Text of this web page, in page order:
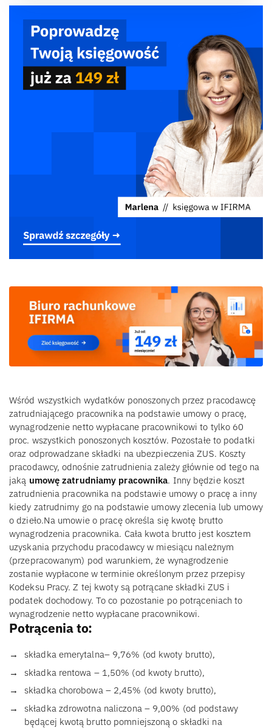
Wśród wszystkich wydatków ponoszonych przez pracodawcę
zatrudniającego pracownika na podstawie umowy o pracę,
wynagrodzenie netto wypłacane pracownikowi to tylko 60
proc. wszystkich ponoszonych kosztów. Pozostałe to podatki
oraz odprowadzane składki na ubezpieczenia ZUS. Koszty
pracodawcy, odnośnie zatrudnienia zależy głównie od tego na
jaką umowę zatrudniamy pracownika. Inny będzie koszt
zatrudnienia pracownika na podstawie umowy o pracę a inny
kiedy zatrudnimy go na podstawie umowy zlecenia lub umowy
o dzieło.Na umowie o pracę określa się kwotę brutto
wynagrodzenia pracownika. Cała kwota brutto jest kosztem
uzyskania przychodu pracodawcy w miesiącu należnym
(przepracowanym) pod warunkiem, że wynagrodzenie
zostanie wypłacone w terminie określonym przez przepisy
Kodeksu Pracy. Z tej kwoty są potrącane składki ZUS i
podatek dochodowy. To co pozostanie po potrąceniach to
wynagrodzenie netto wypłacane pracownikowi.
Potrącenia to:
składka emerytalna– 9,76% (od kwoty brutto),
składka rentowa – 1,50% (od kwoty brutto),
składka chorobowa – 2,45% (od kwoty brutto),
składka zdrowotna naliczona – 9,00% (od podstawy
będącej kwotą brutto pomniejszoną o składki na